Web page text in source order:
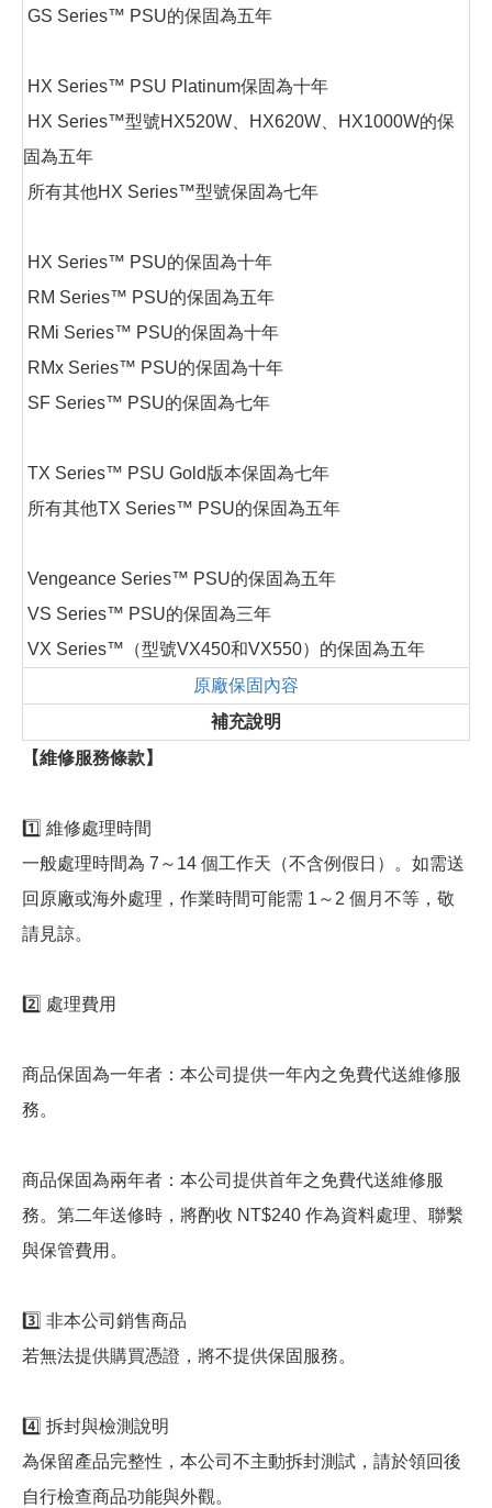
GS Series™ PSU的保固為五年
HX Series™ PSU Platinum保固為十年
HX Series™型號HX520W、HX620W、HX1000W的保
固為五年
所有其他HX Series™型號保固為七年
HX Series™ PSU的保固為十年
RM Series™ PSU的保固為五年
RMi Series™ PSU的保固為十年
RMx Series™ PSU的保固為十年
SF Series™ PSU的保固為七年
TX Series™ PSU Gold版本保固為七年
所有其他TX Series™ PSU的保固為五年
Vengeance Series™ PSU的保固為五年
VS Series™ PSU的保固為三年
VX Series™（型號VX450和VX550）的保固為五年
原廠保固內容
補充說明
【維修服務條款】
1️⃣ 維修處理時間
一般處理時間為 7～14 個工作天（不含例假日）。如需送
回原廠或海外處理，作業時間可能需 1～2 個月不等，敬
請見諒。
2️⃣ 處理費用
商品保固為一年者：本公司提供一年內之免費代送維修服
務。
商品保固為兩年者：本公司提供首年之免費代送維修服
務。第二年送修時，將酌收 NT$240 作為資料處理、聯繫
與保管費用。
3️⃣ 非本公司銷售商品
若無法提供購買憑證，將不提供保固服務。
4️⃣ 拆封與檢測說明
為保留產品完整性，本公司不主動拆封測試，請於領回後
自行檢查商品功能與外觀。